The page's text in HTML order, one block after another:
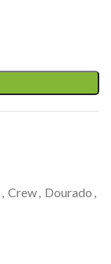
, Crew, Dourado ,